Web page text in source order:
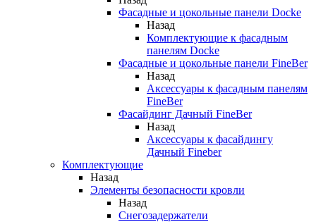
Фасадные и цокольные панели Docke
Назад
Комплектующие к фасадным
панелям Docke
Фасадные и цокольные панели FineBer
Назад
Аксессуары к фасадным панелям
FineBer
Фасайдинг Дачный FineBer
Назад
Аксессуары к фасайдингу
Дачный Fineber
Комплектующие
Назад
Элементы безопасности кровли
Назад
Снегозадержатели